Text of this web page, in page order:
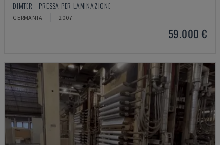
DIMTER - PRESSA PER LAMINAZIONE
GERMANIA 2007
59.000 €